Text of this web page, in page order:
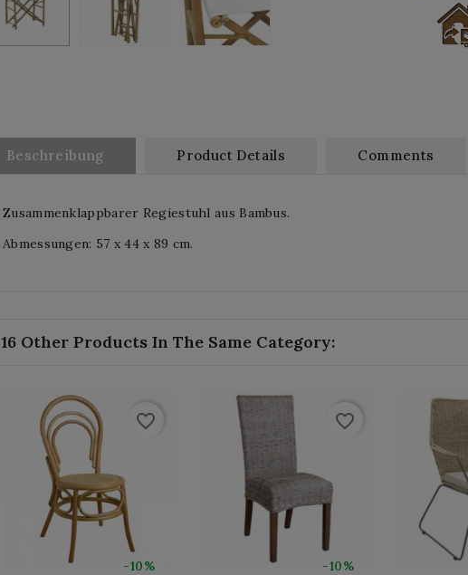
Beschreibung Product Details Comments
Zusammenklappbarer Regiestuhl aus Bambus.
Abmessungen: 57 x 44 x 89 cm.
16 Other Products In The Same Category:
-10%
favorite_border
-10%
favorite_border